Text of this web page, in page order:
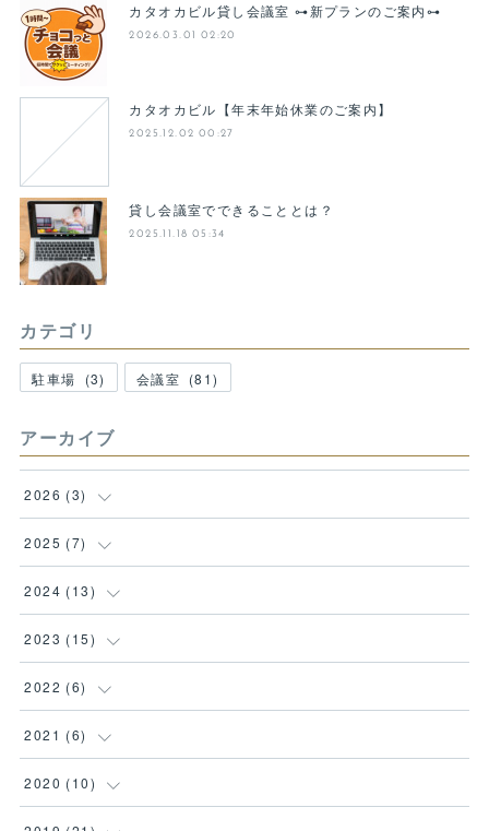
カタオカビル貸し会議室 ⊶新プランのご案内⊶
2026.03.01 02:20
カタオカビル【年末年始休業のご案内】
2025.12.02 00:27
貸し会議室でできることとは？
2025.11.18 05:34
カテゴリ
駐車場 (3) 会議室 (81)
アーカイブ
2026 (3)
(1
(1)
( 1)
2025 (7)
(1)
(1)
(1
(1
2024 (13)
(1)
(1
(1
( 1 )
2023 (15)
(1
(1
(1)
( 3 )
2022 (6)
(1
(2)
(1 )
2021 (6)
(2)
2020 (10)